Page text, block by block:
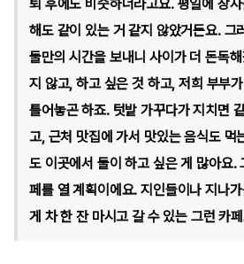
퇴 후에도 비슷하더라고요. 평일에 장
해도 같이 있는 거 같지 않았거든요. 그
둘만의 시간을 보내니 사이가 더 돈독
지 않고, 하고 싶은 것 하고, 저희 부부
틀어놓곤 하죠. 텃밭 가꾸다가 지치면
고, 근처 맛집에 가서 맛있는 음식도 먹
도 이곳에서 둘이 하고 싶은 게 많아요.
페를 열 계획이에요. 지인들이나 지나
게 차 한 잔 마시고 갈 수 있는 그런 카